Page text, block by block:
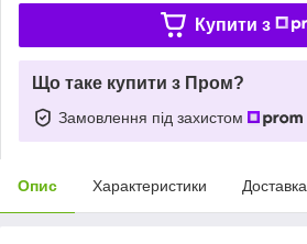
Купити з
Що таке купити з Пром?
Замовлення під захистом
Опис Характеристики Доставка